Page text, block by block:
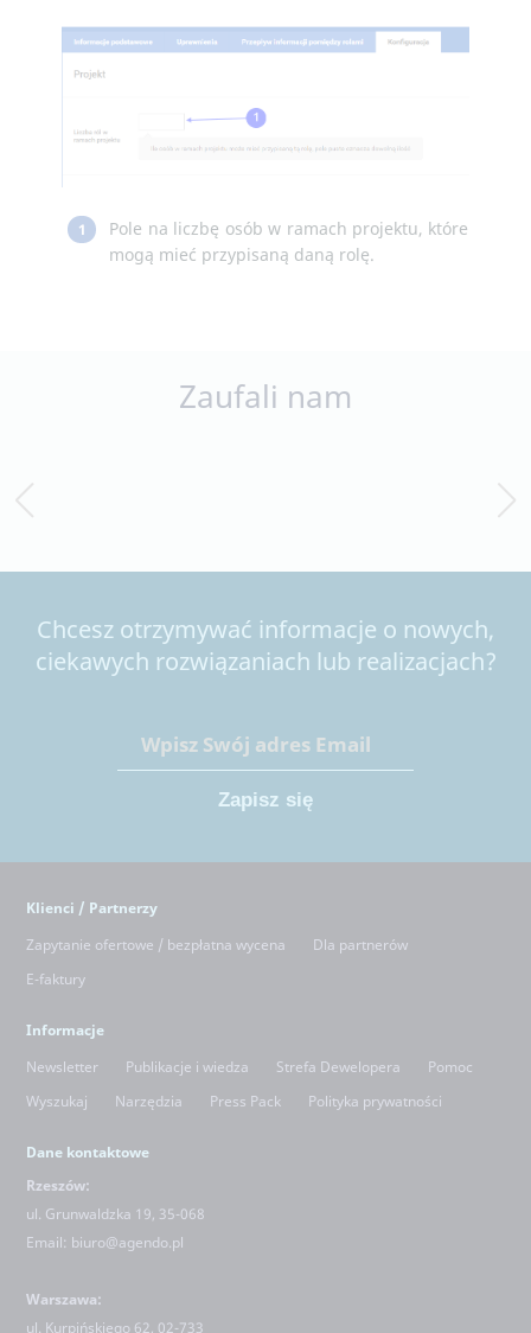
1
Pole na liczbę osób w ramach projektu, które
mogą mieć przypisaną daną rolę.
Zaufali nam
Chcesz otrzymywać informacje o nowych,
ciekawych rozwiązaniach lub realizacjach?
Klienci / Partnerzy
Zapytanie ofertowe / bezpłatna wycena
Dla partnerów
E-faktury
Informacje
Newsletter
Publikacje i wiedza Strefa Dewelopera
Pomoc
Wyszukaj
Narzędzia Press Pack Polityka prywatności
Dane kontaktowe
Rzeszów:
ul. Grunwaldzka 19, 35-068
Email: biuro@agendo.pl
Warszawa:
ul. Kurpińskiego 62, 02-733